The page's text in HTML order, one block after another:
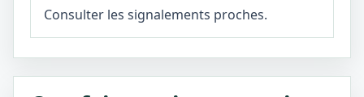
Consulter les signalements proches.